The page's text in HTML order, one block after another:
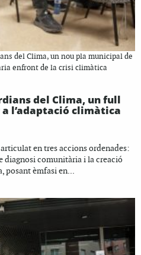
del Clima, un nou pla municipal de
enfront de la crisi climàtica
del Clima, un full
l’adaptació climàtica
en tres accions ordenades:
diagnosi comunitària i la creació
posant èmfasi en...